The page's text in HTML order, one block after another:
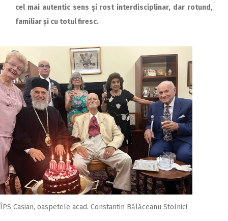
cel mai autentic sens și rost interdisciplinar, dar rotund,
familiar și cu totul firesc.
ÎPS Casian, oaspetele acad. Constantin Bălăceanu Stolnici